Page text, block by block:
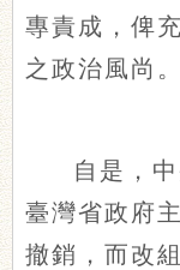
專責成，俾
之政治風尚。
自是，
臺灣省政府
撤銷，而改